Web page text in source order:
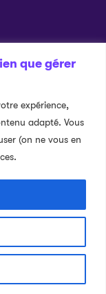
que gérer
expérience,
adapté. Vous
(on ne vous en
réservés